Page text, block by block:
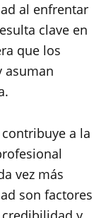
al enfrentar
clave en
que los
asuman
a la
vez más
son factores